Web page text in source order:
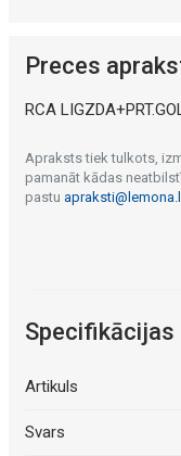
Preces
RCA
Apraksts tiek tulkots,
pamanāt kādas
pastu
Specifikācijas
Artikuls
Svars